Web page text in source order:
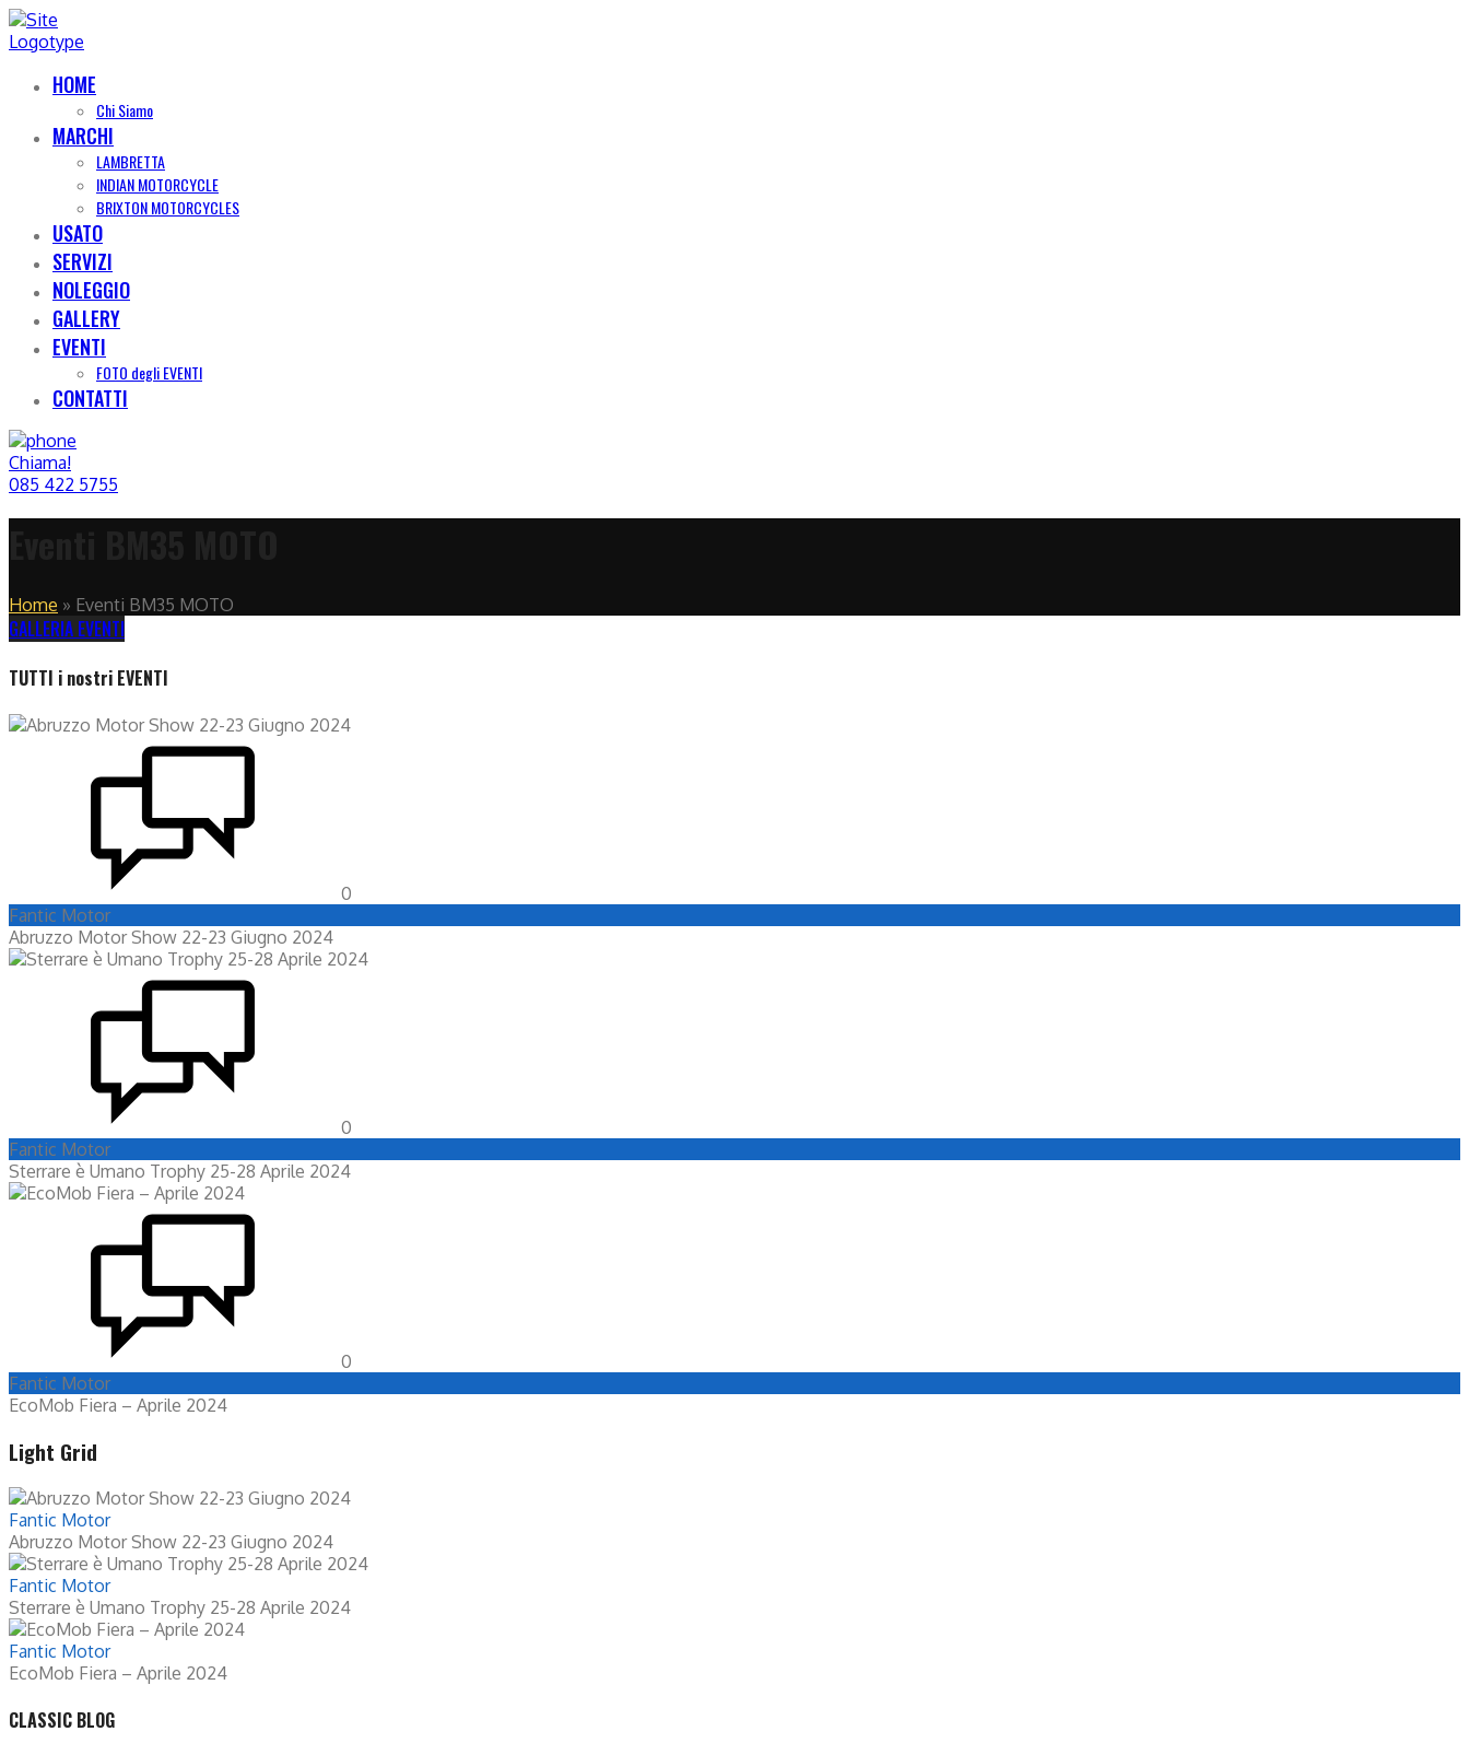
HOME
Chi Siamo
MARCHI
LAMBRETTA
INDIAN MOTORCYCLE
BRIXTON MOTORCYCLES
USATO
SERVIZI
NOLEGGIO
GALLERY
EVENTI
FOTO degli EVENTI
CONTATTI
Chiama!
085 422 5755
Home » Eventi BM35 MOTO
GALLERIA EVENTI
TUTTI i nostri EVENTI
0
Fantic Motor
Abruzzo Motor Show 22-23 Giugno 2024
0
Fantic Motor
Sterrare è Umano Trophy 25-28 Aprile 2024
0
Fantic Motor
EcoMob Fiera – Aprile 2024
Light Grid
Fantic Motor
Abruzzo Motor Show 22-23 Giugno 2024
Fantic Motor
Sterrare è Umano Trophy 25-28 Aprile 2024
Fantic Motor
EcoMob Fiera – Aprile 2024
CLASSIC BLOG